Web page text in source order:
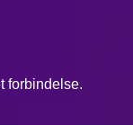
forbindelse.